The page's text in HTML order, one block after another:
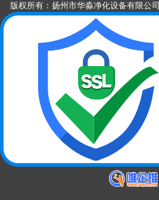
版权所有：扬州市华淼净化设备有限公司